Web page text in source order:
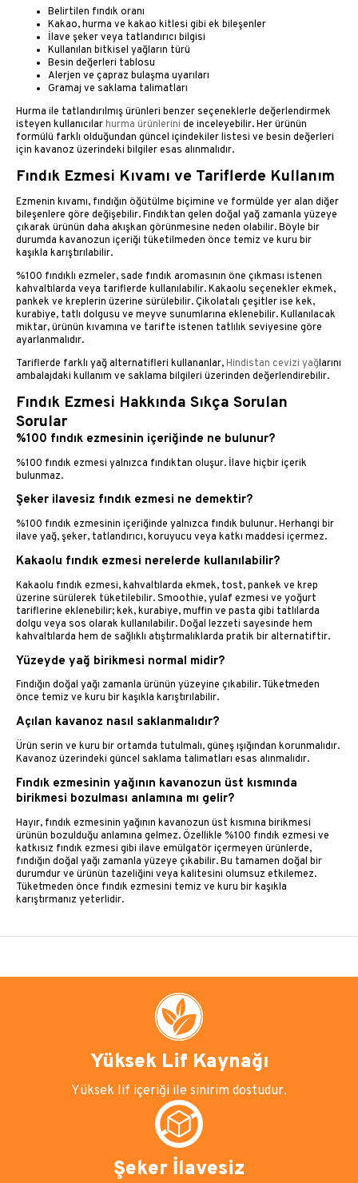
Belirtilen fındık oranı
Kakao, hurma ve kakao kitlesi gibi ek bileşenler
İlave şeker veya tatlandırıcı bilgisi
Kullanılan bitkisel yağların türü
Besin değerleri tablosu
Alerjen ve çapraz bulaşma uyarıları
Gramaj ve saklama talimatları
Hurma ile tatlandırılmış ürünleri benzer seçeneklerle değerlendirmek
isteyen kullanıcılarhurma ürünlerini de inceleyebilir. Her ürünün
formülü farklı olduğundan güncel içindekiler listesi ve besin değerleri
için kavanoz üzerindeki bilgiler esas alınmalıdır.
Fındık Ezmesi Kıvamı ve Tariflerde Kullanım
Ezmenin kıvamı, fındığın öğütülme biçimine ve formülde yer alan diğer
bileşenlere göre değişebilir. Fındıktan gelen doğal yağ zamanla yüzeye
çıkarak ürünün daha akışkan görünmesine neden olabilir. Böyle bir
durumda kavanozun içeriği tüketilmeden önce temiz ve kuru bir
kaşıkla karıştırılabilir.
%100 fındıklı ezmeler, sade fındık aromasının öne çıkması istenen
kahvaltılarda veya tariflerde kullanılabilir. Kakaolu seçenekler ekmek,
pankek ve kreplerin üzerine sürülebilir. Çikolatalı çeşitler ise kek,
kurabiye, tatlı dolgusu ve meyve sunumlarına eklenebilir. Kullanılacak
miktar, ürünün kıvamına ve tarifte istenen tatlılık seviyesine göre
ayarlanmalıdır.
Tariflerde farklı yağ alternatifleri kullananlar,Hindistan cevizi yağlarını
ambalajdaki kullanım ve saklama bilgileri üzerinden değerlendirebilir.
Fındık Ezmesi Hakkında Sıkça Sorulan
Sorular
%100 fındık ezmesinin içeriğinde ne bulunur?
%100 fındık ezmesi yalnızca fındıktan oluşur. İlave hiçbir içerik
bulunmaz.
Şeker ilavesiz fındık ezmesi ne demektir?
%100 fındık ezmesinin içeriğinde yalnızca fındık bulunur. Herhangi bir
ilave yağ, şeker, tatlandırıcı, koruyucu veya katkı maddesi içermez.
Kakaolu fındık ezmesi nerelerde kullanılabilir?
Kakaolu fındık ezmesi, kahvaltılarda ekmek, tost, pankek ve krep
üzerine sürülerek tüketilebilir. Smoothie, yulaf ezmesi ve yoğurt
tariflerine eklenebilir; kek, kurabiye, muffin ve pasta gibi tatlılarda
dolgu veya sos olarak kullanılabilir. Doğal lezzeti sayesinde hem
kahvaltılarda hem de sağlıklı atıştırmalıklarda pratik bir alternatiftir.
Yüzeyde yağ birikmesi normal midir?
Fındığın doğal yağı zamanla ürünün yüzeyine çıkabilir. Tüketmeden
önce temiz ve kuru bir kaşıkla karıştırılabilir.
Açılan kavanoz nasıl saklanmalıdır?
Ürün serin ve kuru bir ortamda tutulmalı, güneş ışığından korunmalıdır.
Kavanoz üzerindeki güncel saklama talimatları esas alınmalıdır.
Fındık ezmesinin yağının kavanozun üst kısmında
birikmesi bozulması anlamına mı gelir?
Hayır, fındık ezmesinin yağının kavanozun üst kısmına birikmesi
ürünün bozulduğu anlamına gelmez. Özellikle %100 fındık ezmesi ve
katkısız fındık ezmesi gibi ilave emülgatör içermeyen ürünlerde,
fındığın doğal yağı zamanla yüzeye çıkabilir. Bu tamamen doğal bir
durumdur ve ürünün tazeliğini veya kalitesini olumsuz etkilemez.
Tüketmeden önce fındık ezmesini temiz ve kuru bir kaşıkla
karıştırmanız yeterlidir.
Yüksek Lif Kaynağı
Yüksek lif içeriği ile sinirim dostudur.
Şeker İlavesiz